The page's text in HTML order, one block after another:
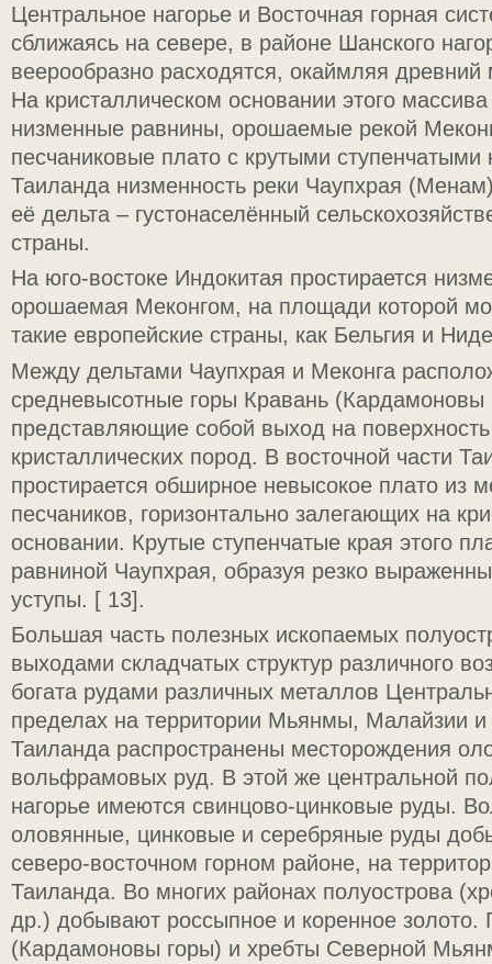
Центральное нагорье и Восточная горная
сближаясь на севере, в районе Шанского
веерообразно расходятся, окаймляя
На кристаллическом основании этого
низменные равнины, орошаемые рекой
песчаниковые плато с крутыми
Таиланда низменность реки Чаупхрая
её дельта – густонаселённый
страны.
На юго-востоке Индокитая простирается
орошаемая Меконгом, на площади которой
такие европейские страны, как Бельгия и
Между дельтами Чаупхрая и Меконга
средневысотные горы Кравань (Кардамоновы
представляющие собой выход на
кристаллических пород. В восточной части
простирается обширное невысокое плато из
песчаников, горизонтально залегающих на
основании. Крутые ступенчатые края этого
равниной Чаупхрая, образуя резко
уступы. [ 13].
Большая часть полезных ископаемых
выходами складчатых структур различного
богата рудами различных металлов
пределах на территории Мьянмы, Малайзии
Таиланда распространены месторождения
вольфрамовых руд. В этой же центральной
нагорье имеются свинцово-цинковые руды.
оловянные, цинковые и серебряные руды
северо-восточном горном районе, на
Таиланда. Во многих районах полуострова
др.) добывают россыпное и коренное золото.
(Кардамоновы горы) и хребты Северной